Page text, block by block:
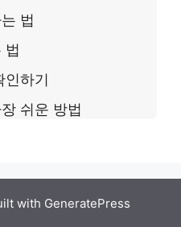
법
법
인하기
쉬운 방법
with GeneratePress